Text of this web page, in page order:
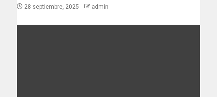
28 septiembre, 2025 admin